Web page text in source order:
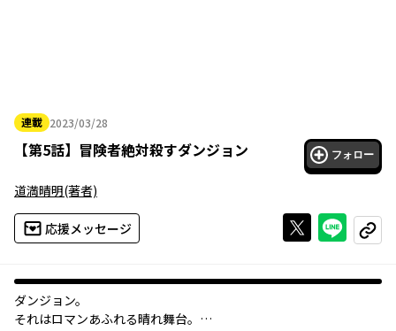
連載 2023/03/28
2023年03月28日
【第5話】 冒険者絶対殺すダンジョン フォロー
道満晴明(著者)
応援メッセージ Xで投稿する
ライン
コピー
ダンジョン。
それはロマンあふれる晴れ舞台。